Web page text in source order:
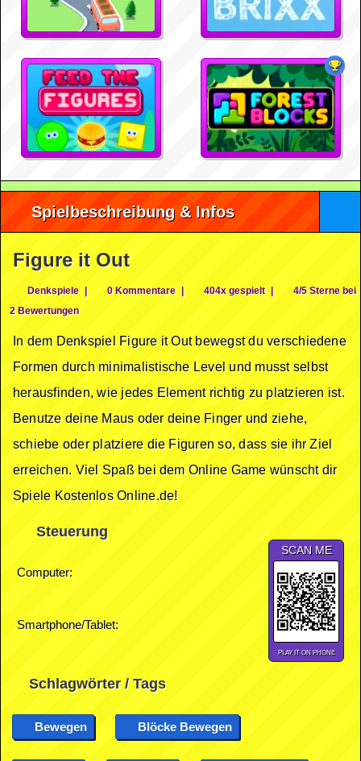
Spielbeschreibung & Infos
Figure it Out
Denkspiele | 0 Kommentare | 404x gespielt |
4/5 Sterne bei
2 Bewertungen
In dem Denkspiel Figure it Out bewegst du verschiedene
Formen durch minimalistische Level und musst selbst
herausfinden, wie jedes Element richtig zu platzieren ist.
Benutze deine Maus oder deine Finger und ziehe,
schiebe oder platziere die Figuren so, dass sie ihr Ziel
erreichen. Viel Spaß bei dem Online Game wünscht dir
Spiele Kostenlos Online.de!
Steuerung
Computer:
Smartphone/Tablet:
SCAN ME
PLAY IT ON PHONE
Schlagwörter / Tags
Bewegen Blöcke Bewegen